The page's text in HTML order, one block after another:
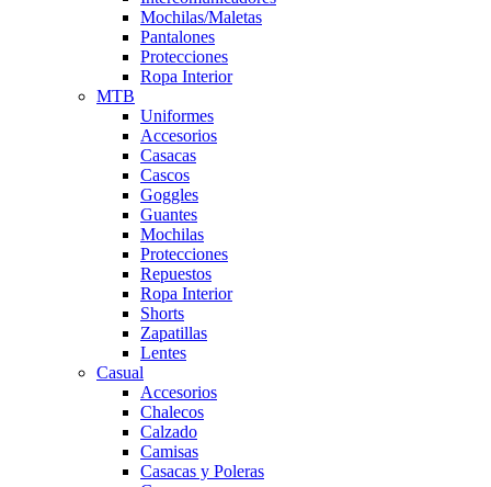
Mochilas/Maletas
Pantalones
Protecciones
Ropa Interior
MTB
Uniformes
Accesorios
Casacas
Cascos
Goggles
Guantes
Mochilas
Protecciones
Repuestos
Ropa Interior
Shorts
Zapatillas
Lentes
Casual
Accesorios
Chalecos
Calzado
Camisas
Casacas y Poleras